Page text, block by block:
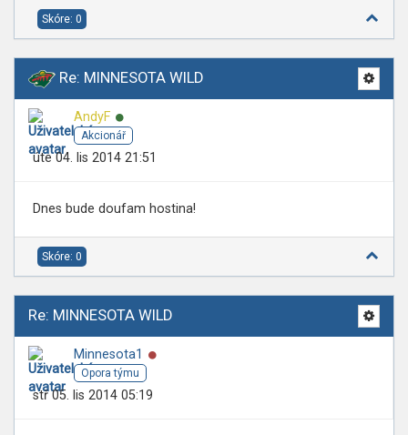
Skóre: 0
Re: MINNESOTA WILD
AndyF
Akcionář
úte 04. lis 2014 21:51
Dnes bude doufam hostina!
Skóre: 0
Re: MINNESOTA WILD
Minnesota1
Opora týmu
stř 05. lis 2014 05:19